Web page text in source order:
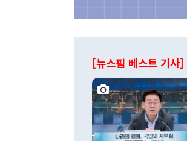
[뉴스핌 베스트 기사]